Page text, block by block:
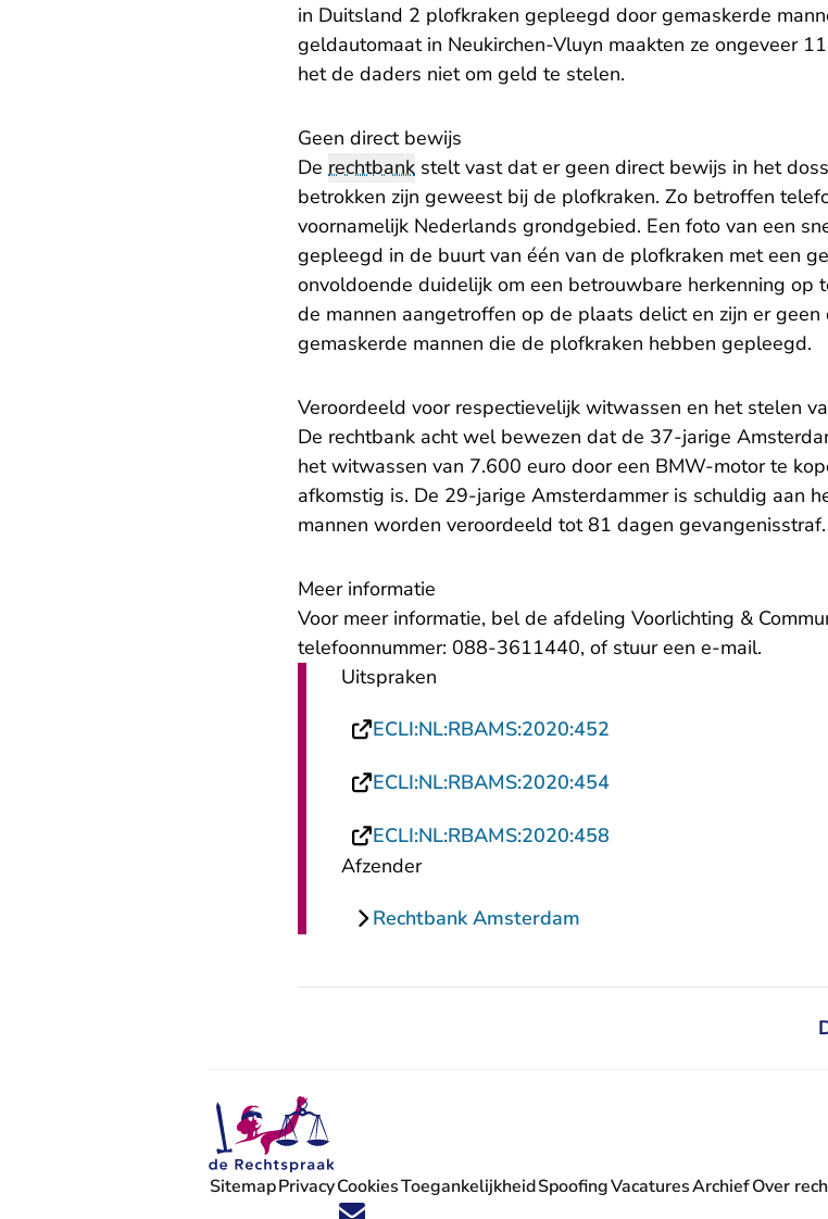
in Duitsland 2 plofkraken gepleegd door gemaskerde
geldautomaat in Neukirchen-Vluyn maakten ze ongeveer
het de daders niet om geld te stelen.
Geen direct bewijs
De rechtbank stelt vast dat er geen direct bewijs in het
betrokken zijn geweest bij de plofkraken. Zo betroffen
voornamelijk Nederlands grondgebied. Een foto van een
gepleegd in de buurt van één van de plofkraken met een
onvoldoende duidelijk om een betrouwbare herkenning op
de mannen aangetroffen op de plaats delict en zijn er
gemaskerde mannen die de plofkraken hebben gepleegd.
​Veroordeeld voor respectievelijk witwassen en het stelen
De rechtbank acht wel bewezen dat de 37-jarige
het witwassen van 7.600 euro door een BMW-motor te
afkomstig is. De 29-jarige Amsterdammer is schuldig aan
mannen worden veroordeeld tot 81 dagen gevangenisstraf.
Meer informatie
Voor meer informatie, bel de afdeling Voorlichting &
telefoonnummer: 088-3611440, of stuur een e-mail- U
.
Uitspraken
ECLI:NL:RBAMS:2020:452
ECLI:NL:RBAMS:2020:454- U verlaat
ECLI:NL:RBAMS:2020:458
Afzender
Rechtbank Amsterdam
Volg ons op X (Twitter) - U verlaat Rechtspraak.nl
Volg ons op Facebook - U verlaat Rechtspraak.nl
Volg ons op Instagram - U verlaat Rechtspraak.nl
Volg ons op Youtube - U verlaat Rechtspraak.nl
Volg ons op LinkedIn - U verlaat Rechtspraak.nl
'Blijf op de hoogte' nieuwsbrief - U verlaat Rechtspraak.nl
SitemapPrivacyCookiesToegankelijkheidSpoofingVacatures
- U verlaat Rechtspraak.nl
ArchiefOver